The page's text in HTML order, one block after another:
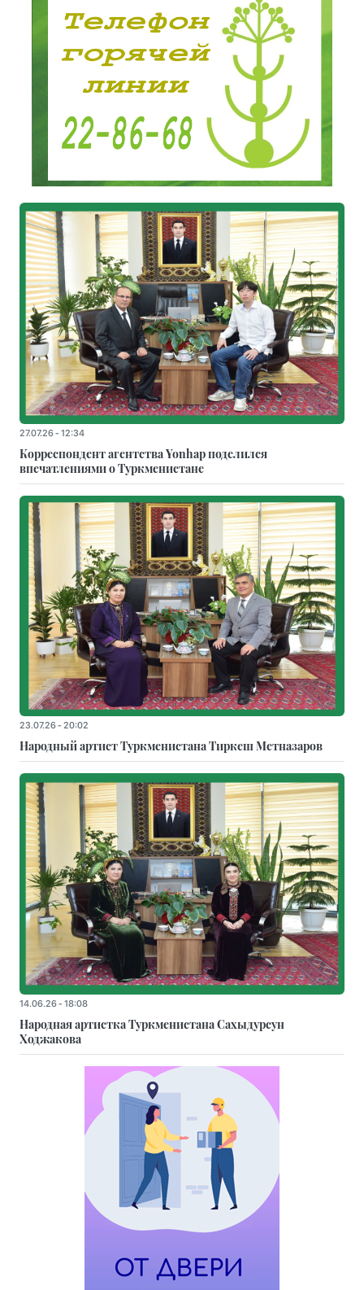
27.07.26 - 12:34
Корреспондент агентства Yonhap поделился
впечатлениями о Туркменистане
23.07.26 - 20:02
Народный артист Туркменистана Тиркеш Мeтназаров
14.06.26 - 18:08
Народная артистка Туркменистана Сахыдурсун
Ходжакова